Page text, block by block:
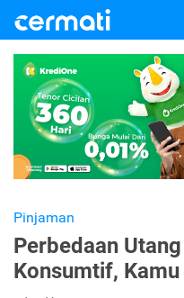
Pinjaman
Perbedaan
Konsumtif,